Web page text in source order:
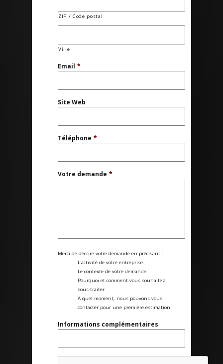
ZIP / Code postal
Ville
Email *
Site Web
Téléphone *
Votre demande *
Merci de décrire votre demande en précisant :
L'activité de votre entreprise.
Le contexte de votre demande.
Pourquoi et comment vous souhaitez
sous-traiter.
A quel moment, nous pouvons vous
contacter pour une première estimation.
Informations complémentaires